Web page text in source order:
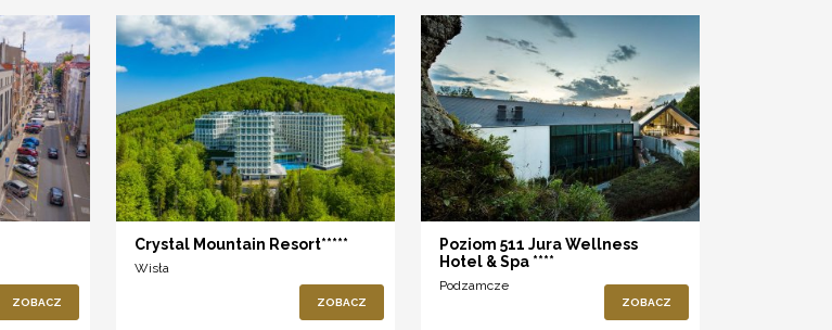
ZOBACZ
Crystal Mountain Resort*****
Wisła
ZOBACZ
Poziom 511 Jura Wellness
Hotel & Spa ****
Podzamcze
ZOBACZ